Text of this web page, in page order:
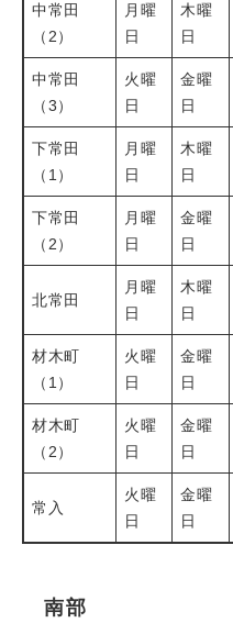
中常田
（2）
月曜
日
木曜
日
中常田
（3）
火曜
日
金曜
日
下常田
（1）
月曜
日
木曜
日
下常田
（2）
月曜
日
金曜
日
北常田
月曜
日
木曜
日
材木町
（1）
火曜
日
金曜
日
材木町
（2）
火曜
日
金曜
日
常入
火曜
日
金曜
日
南部